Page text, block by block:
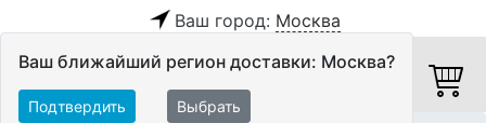
Ваш город: Москва
Ваш ближайший регион доставки: Москва?
Подтвердить Выбрать